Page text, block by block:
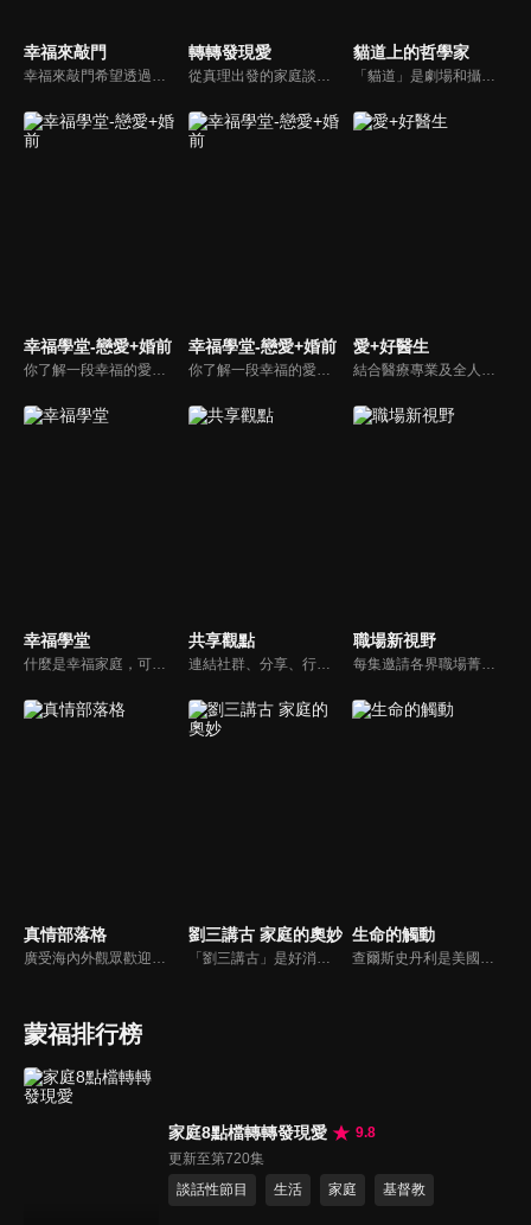
幸福來敲門 轉轉發現愛 貓道上的哲學家
「貓道」是劇場和攝影棚的象徵，而孩子是天生的哲學家，他們進入攝影棚中的小劇場思考、對話，並且從貓道上看下來，總是會有不同視角，故片名為《貓道上的哲學家》，在GOOD TV播出。
幸福學堂-戀愛+婚前
你了解一段幸福的愛情是如何發展出來的嗎？你對你心中那一個對象，到底是愛還是喜歡？難道喜歡跟愛差距很大嗎？讓我們的大師來消除你心中的疑惑。
幸福學堂-戀愛+婚前
你了解一段幸福的愛情是如何發展出來的嗎？你對你心中那一個對象，到底是愛還是喜歡？難道喜歡跟愛差距很大嗎？讓我們的大師來消除你心中的疑惑。
愛+好醫生
結合醫療專業及全人關懷的新型態節目，主持人黃瑽寧醫師親訪家庭，跨領域醫療顧問團全方位檢視，提供最完整、實用和正確的資訊來守護孩子的健康。
幸福學堂
什麼是幸福家庭，可能很多人會覺得「幸福家庭」是天方夜譚，在這一集當中，簡老師要告訴您，如何跨越婚姻的顛簸之路，建立幸福家庭，且根據他多年輔導經驗，歸類出幸福家庭的特質，讓幸福家庭不是再是虛假的口號，而是能夠真實落實在生活當中。
共享觀點
連結社群、分享、行動的特色，運用講道學的架構，談論包含基要真理、生活話題及神學裝備三大面向主題。身為第六代基督徒，從小在教會中長大的周巽正，與第一代基督徒的廖文華，背景及生活經歷都不同，在節目中以輕鬆對談的方式，貢獻出不同角度的觀點。
職場新視野
每集邀請各界職場菁英分享心路歷程與觀點，喬美倫老師也透過主題性的真理論述，幫助你我走入合神心意的職場文化。
真情部落格
廣受海內外觀眾歡迎的真情部落格，是以見證故事為主軸的訪談節目，由知名主播夏嘉璐主持，莊信德牧師、黃國倫牧師回應，來賓在節目中自在的暢談自己的生命歷程，這些最真實的生命見證也幫助許多人走出低谷。
劉三講古 家庭的奧妙
「劉三講古」是好消息最老牌的節目，除了加入戲劇元素「喳唸伯與長腳姨」外，並蒐集無數史料，找到美好而精彩的基督徒生命故事，好讓福音更輕鬆真實的呈現在觀眾眼前。
生命的觸動
查爾斯史丹利是美國第一浸信會的榮譽牧師，也是In Touch Ministries（生命的觸動）的創始人，更是紐約時報暢銷書作家。
蒙福排行榜
家庭8點檔轉轉發現愛
9.8
更新至第720集
談話性節目
生活 家庭 基督教